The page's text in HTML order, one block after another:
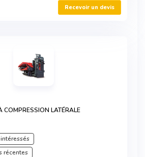
Recevoir un devis
COMPRESSION LATÉRALE
récentes